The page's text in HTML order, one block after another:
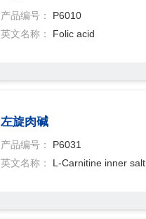
产品编号：
P6010
英文名称：
Folic acid
左旋肉碱
产品编号：
P6031
英文名称：
L-Carnitine inner salt